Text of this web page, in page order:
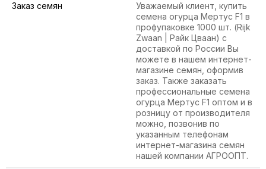
Заказ семян
Уважаемый клиент, купить
семена огурца Мертус F1 в
профупаковке 1000 шт. (Rijk
Zwaan | Райк Цваан) с
доставкой по России Вы
можете в нашем интернет-
магазине семян, оформив
заказ. Также заказать
профессиональные семена
огурца Мертус F1 оптом и в
розницу от производителя
можно, позвонив по
указанным телефонам
интернет-магазина семян
нашей компании АГРООПТ.